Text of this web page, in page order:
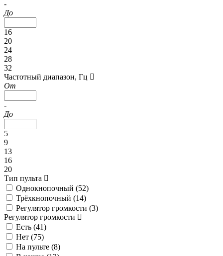
-
До
16
20
24
28
32
Частотный диапазон, Гц
От
-
До
5
9
13
16
20
Тип пульта
Однокнопочный (52)
Трёхкнопочный (14)
Регулятор громкости (3)
Регулятор громкости
Есть (41)
Нет (75)
На пульте (8)